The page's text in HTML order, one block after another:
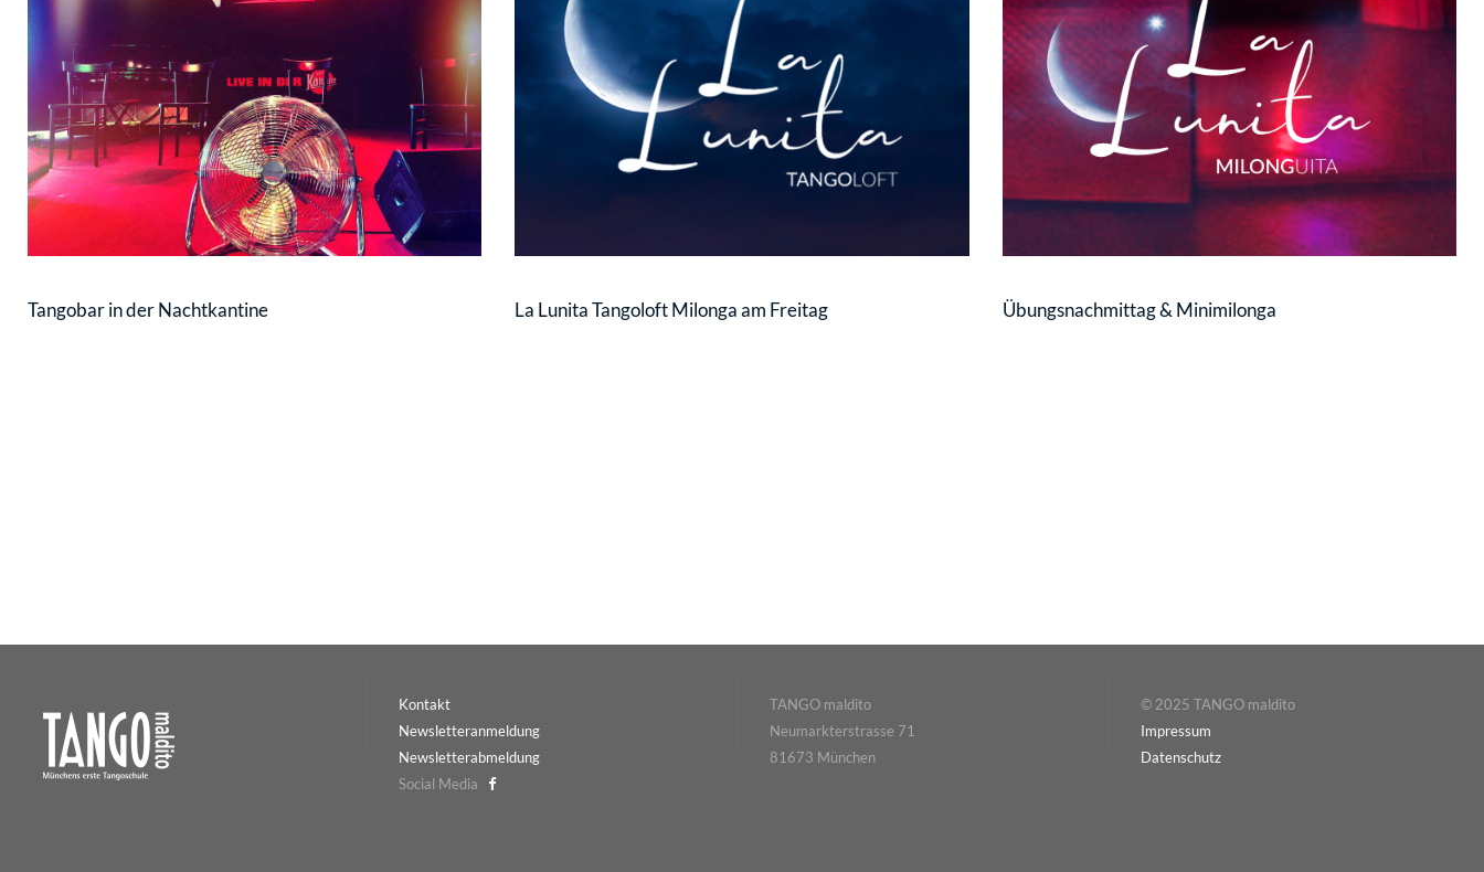
Tangobar in der Nachtkantine La Lunita Tangoloft Milonga am Freitag Übungsnachmittag & Minimilonga
Kontakt
Newsletteranmeldung
Newsletterabmeldung
Social Media
TANGO maldito
Neumarkterstrasse 71
81673 München
© 2025 TANGO maldito
Impressum
Datenschutz